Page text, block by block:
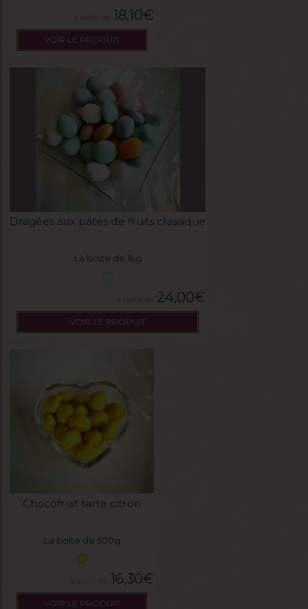
18,10€
VOIR LE PRODUIT
Dragées aux pâtes de fruits classique
La boite de 1kg
24,00€
VOIR LE PRODUIT
Chocofruit tarte citron
La boite de 500g
16,30€
VOIR LE PRODUIT